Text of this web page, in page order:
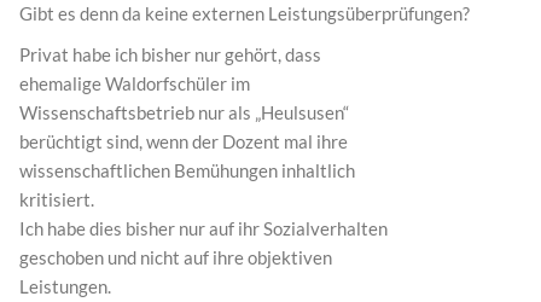
Gibt es denn da keine externen Leistungsüberprüfungen?
Privat habe ich bisher nur gehört, dass
ehemalige Waldorfschüler im
Wissenschaftsbetrieb nur als „Heulsusen“
berüchtigt sind, wenn der Dozent mal ihre
wissenschaftlichen Bemühungen inhaltlich
kritisiert.
Ich habe dies bisher nur auf ihr Sozialverhalten
geschoben und nicht auf ihre objektiven
Leistungen.